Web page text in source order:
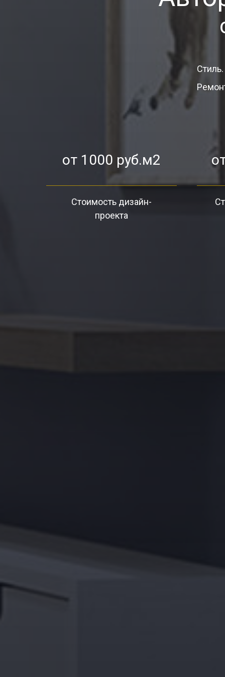
от 1000 руб.м2
Стоимость дизайн-
проекта